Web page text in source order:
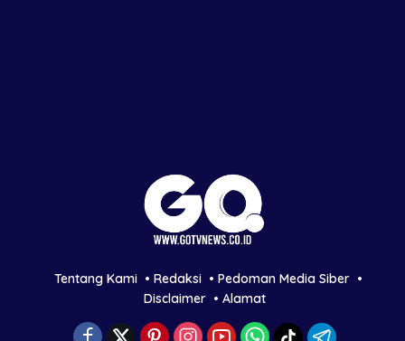
Tentang Kami Redaksi
Pedoman Media Siber
Disclaimer
Alamat